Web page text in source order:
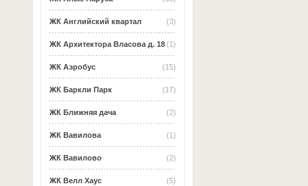
(3)
ЖК Английский квартал
(1)
ЖК Архитектора Власова д. 18
(15)
ЖК Аэробус
(17)
ЖК Баркли Парк
(2)
ЖК Ближняя дача
(1)
ЖК Вавилова
(2)
ЖК Вавилово
(5)
ЖК Велл Хаус